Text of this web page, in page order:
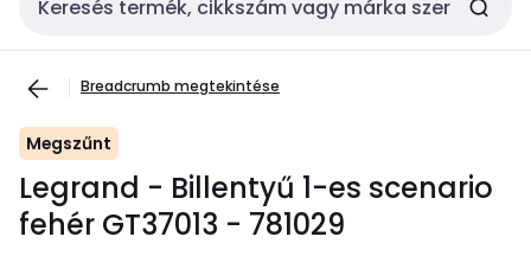
Keresési bemenet
Breadcrumb megtekintése
Megszűnt
Legrand - Billentyű 1-es scenario
fehér GT37013 - 781029